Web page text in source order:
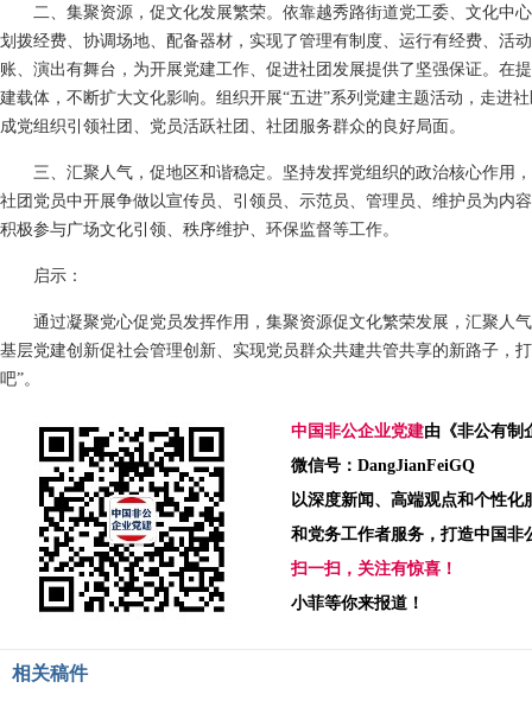
二、集聚资源，促文化发展繁荣。依靠越秀路街道党工委、文化中
划拨经费、协调场地、配备器材，实现了管理有制度、运行有经费、活
账、演出有舞台，为开展党建工作、促进社团发展提供了坚强保证。在
建载体，不断扩大文化影响。组织开展“五进”系列党建主题活动，走
成党组织引领社团、党员活跃社团、社团服务群众的良好局面。
三、汇聚人气，促地区和谐稳定。坚持发挥党组织的政治核心作用
社团党员中开展争做以宣传员、引领员、示范员、管理员、维护员为内
积极参与广场文化引领、秩序维护、环保监督等工作。
启示：
通过凝聚党心促党员发挥作用，集聚资源促文化繁荣发展，汇聚人
基层党建创新促社会管理创新、实现党员群众共建共管共享的新路子，
吧”。
中国非公企业党建由《非公有制
微信号：DangJianFeiGQ
以深度新闻、高端观点和个性化
和党务工作者服务，打造中国非
扫一扫，关注有惊喜！
小菲等你来报道！
相关稿件